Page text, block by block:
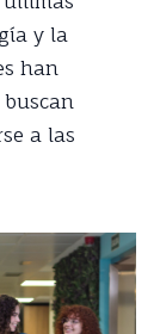
y la
han
a las